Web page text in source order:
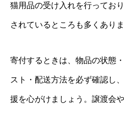
猫用品の受け入れを行ってお
されているところも多くありま
寄付するときは、物品の状態
スト・配送方法を必ず確認し
援を心がけましょう。譲渡会